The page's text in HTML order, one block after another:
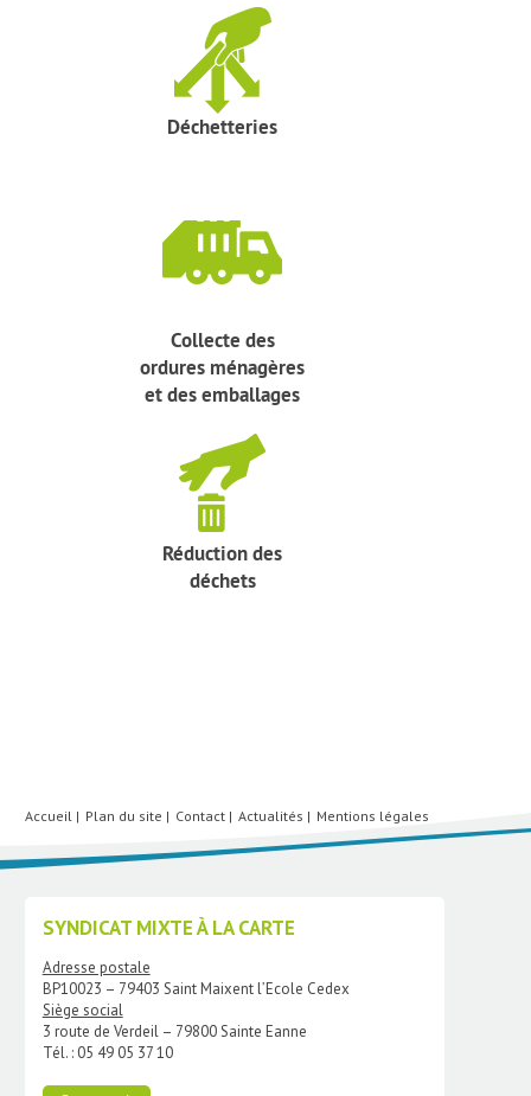
Déchetteries
Collecte des
ordures ménagères
et des emballages
Réduction des
déchets
Accueil Plan du site Contact Actualités Mentions légales
SYNDICAT MIXTE À LA CARTE
Adresse postale
BP10023 – 79403 Saint Maixent l’Ecole Cedex
Siège social
3 route de Verdeil – 79800 Sainte Eanne
Tél. : 05 49 05 37 10